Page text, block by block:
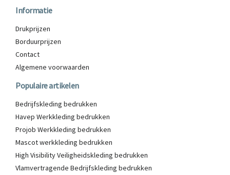
Informatie
Drukprijzen
Borduurprijzen
Contact
Algemene voorwaarden
Populaire artikelen
Bedrijfskleding bedrukken
Havep Werkkleding bedrukken
Projob Werkkleding bedrukken
Mascot werkkleding bedrukken
High Visibility Veiligheidskleding bedrukken
Vlamvertragende Bedrijfskleding bedrukken